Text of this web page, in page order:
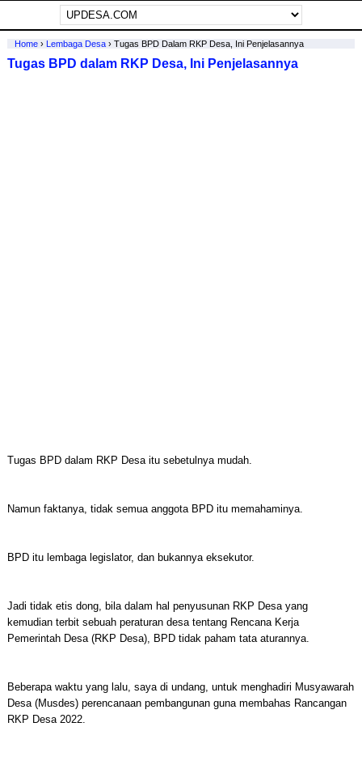
Home› Lembaga Desa› Tugas BPD Dalam RKP Desa, Ini Penjelasannya
Tugas BPD dalam RKP Desa, Ini Penjelasannya
Tugas BPD dalam RKP Desa itu sebetulnya mudah.
Namun faktanya, tidak semua anggota BPD itu memahaminya.
BPD itu lembaga legislator, dan bukannya eksekutor.
Jadi tidak etis dong, bila dalam hal penyusunan RKP Desa yang
kemudian terbit sebuah peraturan desa tentang Rencana Kerja
Pemerintah Desa (RKP Desa), BPD tidak paham tata aturannya.
Beberapa waktu yang lalu, saya di undang, untuk menghadiri Musyawarah
Desa (Musdes) perencanaan pembangunan guna membahas Rancangan
RKP Desa 2022.